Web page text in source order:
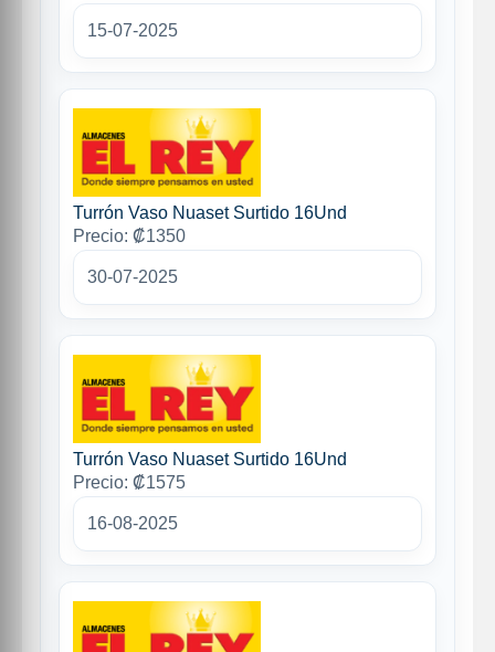
15-07-2025
Turrón Vaso Nuaset Surtido 16Und
Precio: ₡1350
30-07-2025
Turrón Vaso Nuaset Surtido 16Und
Precio: ₡1575
16-08-2025